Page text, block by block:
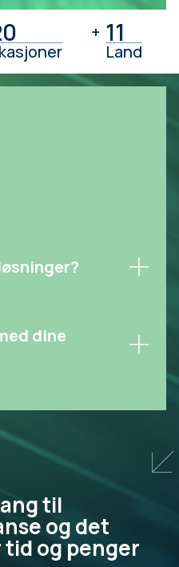
+ 11
11
Land
dine
til
og det
tid og penger